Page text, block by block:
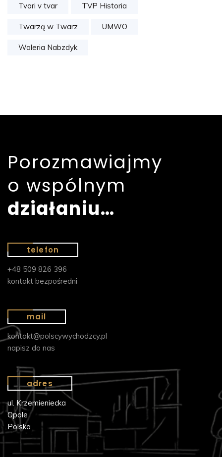
Tvari v tvar TVP Historia
Twarzą w Twarz UMWO
Waleria Nabzdyk
Porozmawiajmy
o wspólnym
działaniu…
telefon
+48 509 826 396
kontakt bezpośredni
mail
kontakt@polscywychodzcy.pl
napisz do nas
adres
ul. Krzemieniecka
Opole
Polska